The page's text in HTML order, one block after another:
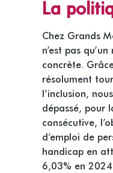
La
Chez Grands
n’est pas
concrète.
résolument
l’inclusion,
dépassé, pour
consécutive,
d’emploi de
handicap en
6,03% en